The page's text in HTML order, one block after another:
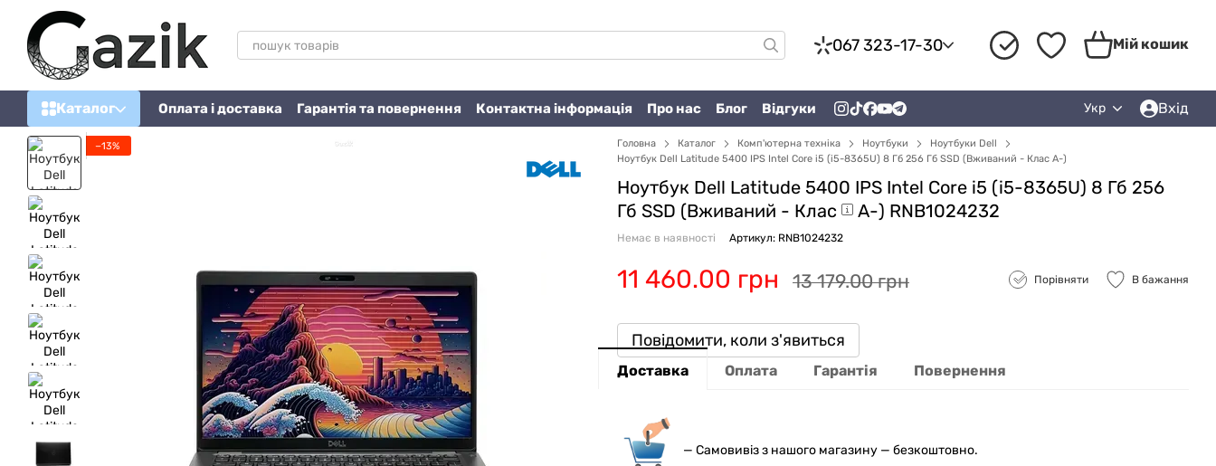
Перейти до основного контенту
067 323-17-30 Мій кошик
Каталог Оплата і доставка Гарантія та повернення Контактна інформація Про нас Блог Відгуки Укр Вхід
−13% Головна Каталог Комп'ютерна техніка Ноутбуки
Ноутбуки Dell
Ноутбук Dell Latitude 5400 IPS Intel Core i5 (i5-8365U) 8 Гб 256 Гб SSD (Вживаний - Клас A-)
Ноутбук Dell Latitude 5400 IPS Intel Core i5 (i5-8365U) 8 Гб 256
Гб SSD (Вживаний - Клас A-) RNB1024232
Немає в наявності Артикул: RNB1024232
11 460.00 грн 13 179.00 грн Порівняти В бажання
Повідомити, коли з'явиться
Доставка Оплата Гарантія Повернення
— Самовивіз з нашого магазину — безкоштовно.